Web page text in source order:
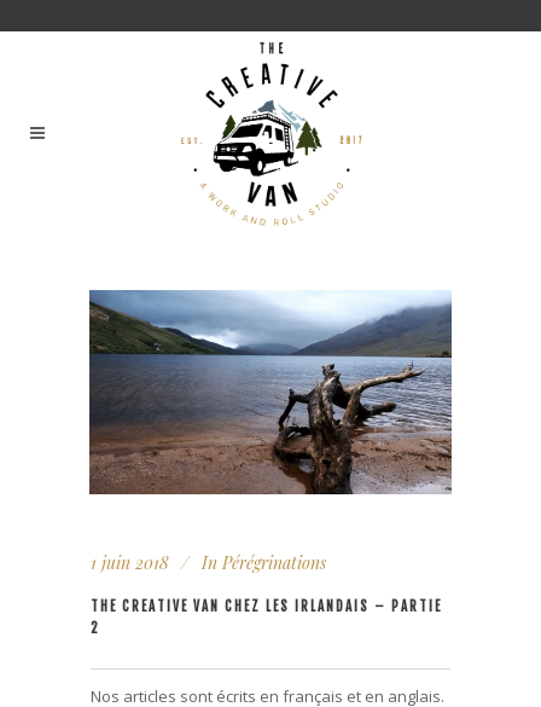
1 juin 2018 In Pérégrinations
THE CREATIVE VAN CHEZ LES IRLANDAIS – PARTIE
2
Nos articles sont écrits en français et en anglais.